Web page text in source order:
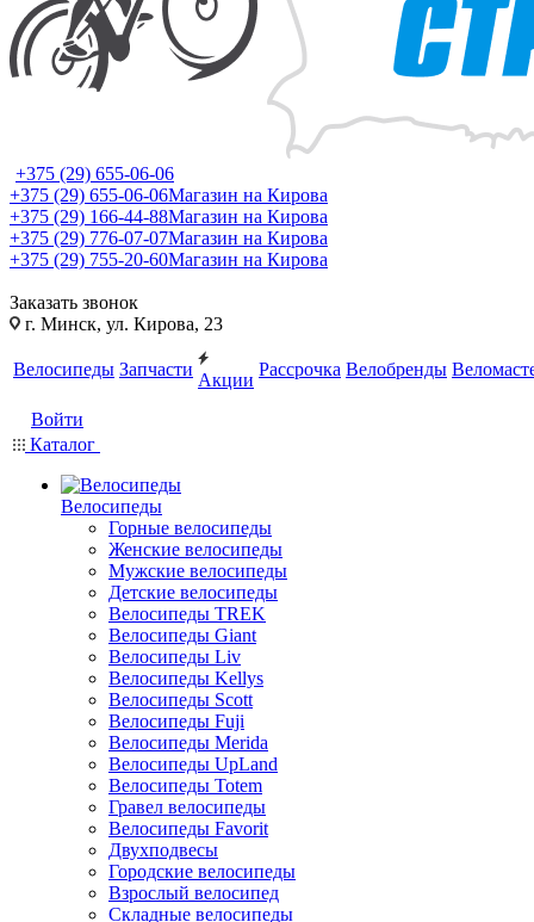
+375 (29) 655-06-06
+375 (29) 655-06-06Магазин на Кирова
+375 (29) 166-44-88Магазин на Кирова
+375 (29) 776-07-07Магазин на Кирова
+375 (29) 755-20-60Магазин на Кирова
Заказать звонок
г. Минск, ул. Кирова, 23
Велосипеды Запчасти
Акции
Рассрочка Велобренды
Войти
Каталог
Велосипеды
Горные велосипеды
Женские велосипеды
Мужские велосипеды
Детские велосипеды
Велосипеды TREK
Велосипеды Giant
Велосипеды Liv
Велосипеды Kellys
Велосипеды Scott
Велосипеды Fuji
Велосипеды Merida
Велосипеды UpLand
Велосипеды Totem
Гравел велосипеды
Велосипеды Favorit
Двухподвесы
Городские велосипеды
Взрослый велосипед
Складные велосипеды